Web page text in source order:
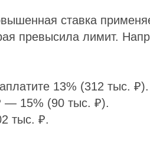
ставка
превысила лимит.
13% (312 тыс. ₽).
— 15% (90 тыс. ₽).
тыс. ₽.